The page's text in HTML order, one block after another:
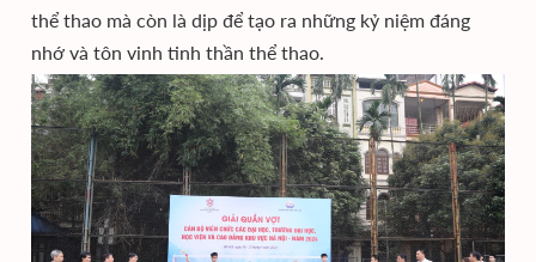
thể thao mà còn là dịp để tạo ra những kỷ niệm đáng
nhớ và tôn vinh tinh thần thể thao.